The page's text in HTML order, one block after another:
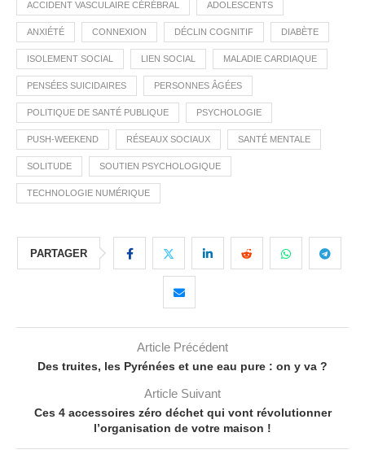
ACCIDENT VASCULAIRE CÉRÉBRAL ADOLESCENTS
ANXIÉTÉ CONNEXION DÉCLIN COGNITIF DIABÈTE
ISOLEMENT SOCIAL LIEN SOCIAL MALADIE CARDIAQUE
PENSÉES SUICIDAIRES PERSONNES ÂGÉES
POLITIQUE DE SANTÉ PUBLIQUE PSYCHOLOGIE
PUSH-WEEKEND RÉSEAUX SOCIAUX SANTÉ MENTALE
SOLITUDE SOUTIEN PSYCHOLOGIQUE
TECHNOLOGIE NUMÉRIQUE
PARTAGER
Article Précédent
Des truites, les Pyrénées et une eau pure : on y va ?
Article Suivant
Ces 4 accessoires zéro déchet qui vont révolutionner
l’organisation de votre maison !